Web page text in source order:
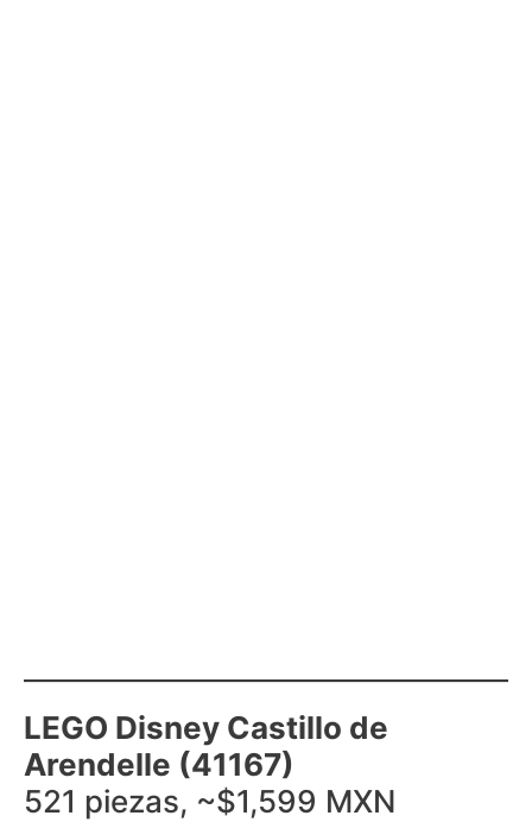
LEGO Disney Castillo de
Arendelle (41167)
521 piezas, ~$1,599 MXN